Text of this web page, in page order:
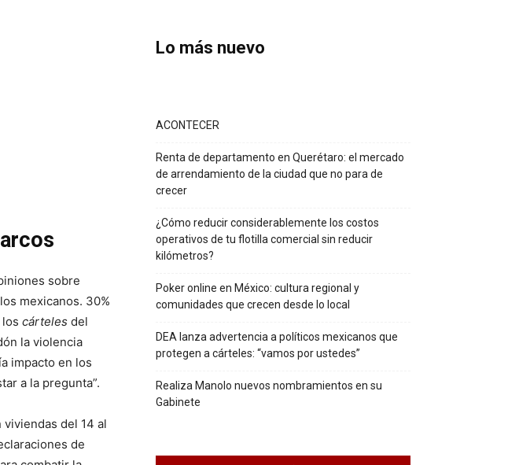
sobre
mexicanos. 30%
cárteles del
la violencia
impacto en los
a la pregunta”.
del 14 al
de
Lo más nuevo
ACONTECER
Renta de departamento en Querétaro: el mercado
de arrendamiento de la ciudad que no para de
crecer
¿Cómo reducir considerablemente los costos
operativos de tu flotilla comercial sin reducir
kilómetros?
Poker online en México: cultura regional y
comunidades que crecen desde lo local
DEA lanza advertencia a políticos mexicanos que
protegen a cárteles: “vamos por ustedes”
Realiza Manolo nuevos nombramientos en su
Gabinete